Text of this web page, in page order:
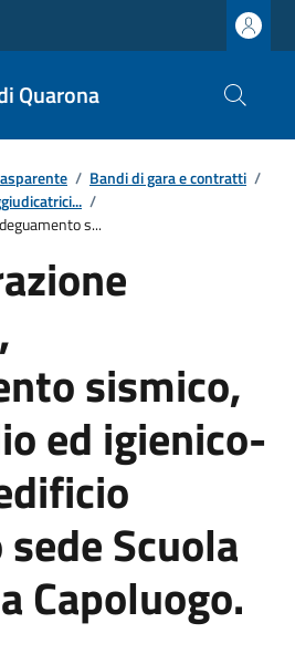
Quarona
/ Bandi di gara e contratti /
/
s...
sismico,
ed igienico-
Scuola
Capoluogo.